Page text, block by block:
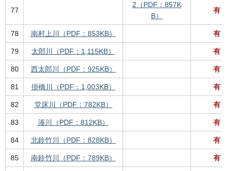
77
2（PDF：857K
B）
有
78 南村上川（PDF：853KB） 有
79 太郎川（PDF：1,115KB） 有
80 西太郎川（PDF：925KB） 有
81 掛橋川（PDF：1,003KB） 有
82 堂床川（PDF：782KB） 有
83 湊川（PDF：812KB） 有
84 北鈴竹川（PDF：828KB） 有
85 南鈴竹川（PDF：789KB） 有